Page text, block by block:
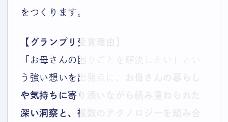
をつくります。
【グランプリ受賞理由】
「お母さんの困りごとを解決したい」とい
う強い想いを出発点に、
や気持ちに寄り添いながら積み重ねられた
深い洞察と、複数のテクノロジーを組み合